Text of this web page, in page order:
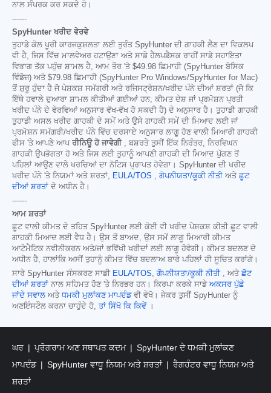
ਨਾਲ ਸੰਪਰਕ ਕਰ ਸਕਦੇ ਹੋ।
------
SpyHunter ਖਰੀਦ ਵੇਰਵੇ
ਤੁਹਾਡੇ ਕੋਲ ਪੂਰੀ ਕਾਰਜਕੁਸ਼ਲਤਾ ਲਈ ਤੁਰੰਤ SpyHunter ਦੀ ਗਾਹਕੀ ਲੈਣ ਦਾ ਵਿਕਲਪ
ਵੀ ਹੈ, ਜਿਸ ਵਿੱਚ ਮਾਲਵੇਅਰ ਹਟਾਉਣਾ ਅਤੇ ਸਾਡੇ ਹੈਲਪਡੈਸਕ ਰਾਹੀਂ ਸਾਡੇ ਸਹਾਇਤਾ
ਵਿਭਾਗ ਤੱਕ ਪਹੁੰਚ ਸ਼ਾਮਲ ਹੈ, ਆਮ ਤੌਰ 'ਤੇ $49.98 ਛਿਮਾਹੀ (SpyHunter ਬੇਸਿਕ
ਵਿੰਡੋਜ਼) ਅਤੇ $79.98 ਛਿਮਾਹੀ (SpyHunter Pro Windows/SpyHunter for Mac)
ਤੋਂ ਸ਼ੁਰੂ ਹੁੰਦਾ ਹੈ ਜੋ ਪੇਸ਼ਕਸ਼ ਸਮੱਗਰੀ ਅਤੇ ਰਜਿਸਟ੍ਰੇਸ਼ਨ/ਖਰੀਦ ਪੰਨੇ ਦੀਆਂ ਸ਼ਰਤਾਂ (ਜੋ ਕਿ
ਇੱਥੇ ਹਵਾਲੇ ਦੁਆਰਾ ਸ਼ਾਮਲ ਕੀਤੀਆਂ ਗਈਆਂ ਹਨ; ਕੀਮਤ ਦੇਸ਼ ਜਾਂ ਪ੍ਰਮੋਸ਼ਨ ਪ੍ਰਤੀ
ਖਰੀਦ ਪੰਨੇ ਦੇ ਵੇਰਵਿਆਂ ਅਨੁਸਾਰ ਵੱਖ-ਵੱਖ ਹੋ ਸਕਦੀ ਹੈ) ਦੇ ਅਨੁਸਾਰ ਹੈ। ਤੁਹਾਡੀ ਗਾਹਕੀ
ਤੁਹਾਡੀ ਅਸਲ ਖਰੀਦ ਗਾਹਕੀ ਦੇ ਸਮੇਂ ਅਤੇ ਉਸੇ ਗਾਹਕੀ ਸਮੇਂ ਦੀ ਮਿਆਦ ਲਈ ਜਾਂ
ਪ੍ਰਮੋਸ਼ਨ ਸਮੱਗਰੀ/ਖਰੀਦ ਪੰਨੇ ਵਿੱਚ ਦਰਸਾਏ ਅਨੁਸਾਰ ਲਾਗੂ ਹੋਣ ਵਾਲੀ ਮਿਆਰੀ ਗਾਹਕੀ
ਫੀਸ 'ਤੇ ਆਪਣੇ ਆਪ ਰੀਨਿਊ ਹੋ ਜਾਵੇਗੀ, ਬਸ਼ਰਤੇ ਤੁਸੀਂ ਇੱਕ ਨਿਰੰਤਰ, ਨਿਰਵਿਘਨ
ਗਾਹਕੀ ਉਪਭੋਗਤਾ ਹੋ ਅਤੇ ਜਿਸ ਲਈ ਤੁਹਾਨੂੰ ਆਪਣੀ ਗਾਹਕੀ ਦੀ ਮਿਆਦ ਪੁੱਗਣ ਤੋਂ
ਪਹਿਲਾਂ ਆਉਣ ਵਾਲੇ ਖਰਚਿਆਂ ਦਾ ਨੋਟਿਸ ਪ੍ਰਾਪਤ ਹੋਵੇਗਾ। SpyHunter ਦੀ ਖਰੀਦ
ਖਰੀਦ ਪੰਨੇ 'ਤੇ ਨਿਯਮਾਂ ਅਤੇ ਸ਼ਰਤਾਂ, EULA/TOS , ਗੋਪਨੀਯਤਾ/ਕੂਕੀ ਨੀਤੀ ਅਤੇ ਛੂਟ
ਦੀਆਂ ਸ਼ਰਤਾਂ ਦੇ ਅਧੀਨ ਹੈ।
------
ਆਮ ਸ਼ਰਤਾਂ
ਛੂਟ ਵਾਲੀ ਕੀਮਤ ਦੇ ਤਹਿਤ SpyHunter ਲਈ ਕੋਈ ਵੀ ਖਰੀਦ ਪੇਸ਼ਕਸ਼ ਕੀਤੀ ਛੂਟ ਵਾਲੀ
ਗਾਹਕੀ ਮਿਆਦ ਲਈ ਵੈਧ ਹੈ। ਉਸ ਤੋਂ ਬਾਅਦ, ਉਸ ਸਮੇਂ ਲਾਗੂ ਮਿਆਰੀ ਕੀਮਤ
ਆਟੋਮੈਟਿਕ ਨਵੀਨੀਕਰਨ ਅਤੇ/ਜਾਂ ਭਵਿੱਖੀ ਖਰੀਦਾਂ ਲਈ ਲਾਗੂ ਹੋਵੇਗੀ। ਕੀਮਤ ਬਦਲਣ ਦੇ
ਅਧੀਨ ਹੈ, ਹਾਲਾਂਕਿ ਅਸੀਂ ਤੁਹਾਨੂੰ ਕੀਮਤ ਵਿੱਚ ਬਦਲਾਅ ਬਾਰੇ ਪਹਿਲਾਂ ਹੀ ਸੂਚਿਤ ਕਰਾਂਗੇ।
ਸਾਰੇ SpyHunter ਸੰਸਕਰਣ ਸਾਡੀ EULA/TOS, ਗੋਪਨੀਯਤਾ/ਕੂਕੀ ਨੀਤੀ , ਅਤੇ ਛੋਟ
ਦੀਆਂ ਸ਼ਰਤਾਂ ਨਾਲ ਸਹਿਮਤ ਹੋਣ 'ਤੇ ਨਿਰਭਰ ਹਨ। ਕਿਰਪਾ ਕਰਕੇ ਸਾਡੇ ਅਕਸਰ ਪੁੱਛੇ
ਜਾਂਦੇ ਸਵਾਲ ਅਤੇ ਧਮਕੀ ਮੁਲਾਂਕਣ ਮਾਪਦੰਡਵੀ ਵੇਖੋ। ਜੇਕਰ ਤੁਸੀਂ SpyHunter ਨੂੰ
ਅਣਇੰਸਟੌਲ ਕਰਨਾ ਚਾਹੁੰਦੇ ਹੋ, ਤਾਂ ਸਿੱਖੋ ਕਿ ਕਿਵੇਂ।
ਘਰ ਪ੍ਰੋਗਰਾਮ ਅਣ ਸਥਾਪਤ ਕਦਮ
SpyHunter ਦੇ ਧਮਕੀ ਮੁਲਾਂਕਣ
ਮਾਪਦੰਡ
SpyHunter ਵਾਧੂ ਨਿਯਮ ਅਤੇ ਸ਼ਰਤਾਂ
ਰੈਗਹੰਟਰ ਵਾਧੂ ਨਿਯਮ ਅਤੇ
ਸ਼ਰਤਾਂ